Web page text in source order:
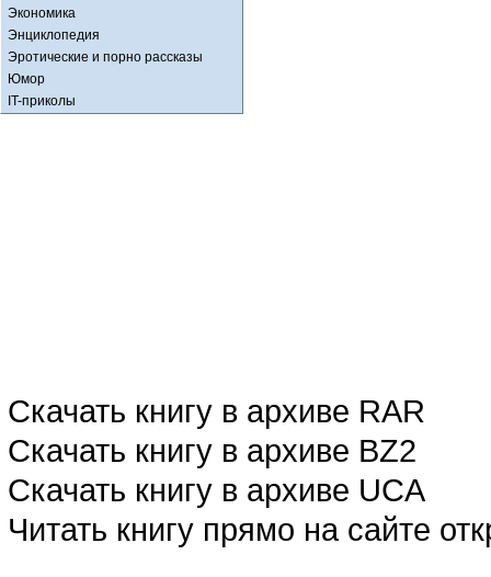
Экономика
Энциклопедия
Эротические и порно рассказы
Юмор
IT-приколы
Скачать книгу в архиве RAR
Скачать книгу в архиве BZ2
Скачать книгу в архиве UCA
Читать книгу прямо на сайте